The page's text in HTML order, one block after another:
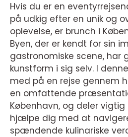
Hvis du er en
på udkig efter en unik og
oplevelse, er brunch i
Byen, der er kendt for sin
gastronomiske scene, har
kunstform i sig selv. I
med på en rejse gennem
en omfattende
København, og deler
hjælpe dig med at
spændende kulinariske